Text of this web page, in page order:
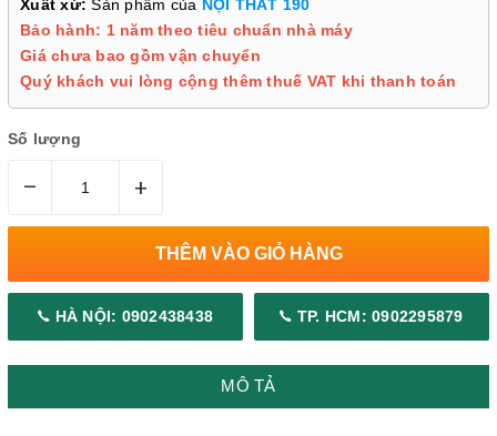
Xuất xứ: Sản phẩm của NỘI THẤT 190
Bảo hành: 1 năm theo tiêu chuẩn nhà máy
Giá chưa bao gồm vận chuyển
Quý khách vui lòng cộng thêm thuế VAT khi thanh toán
Số lượng
– +
THÊM VÀO GIỎ HÀNG
HÀ NỘI: 0902438438 TP. HCM: 0902295879
MÔ TẢ